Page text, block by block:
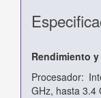
Rendimiento
Procesador:
GHz, hasta 3.4